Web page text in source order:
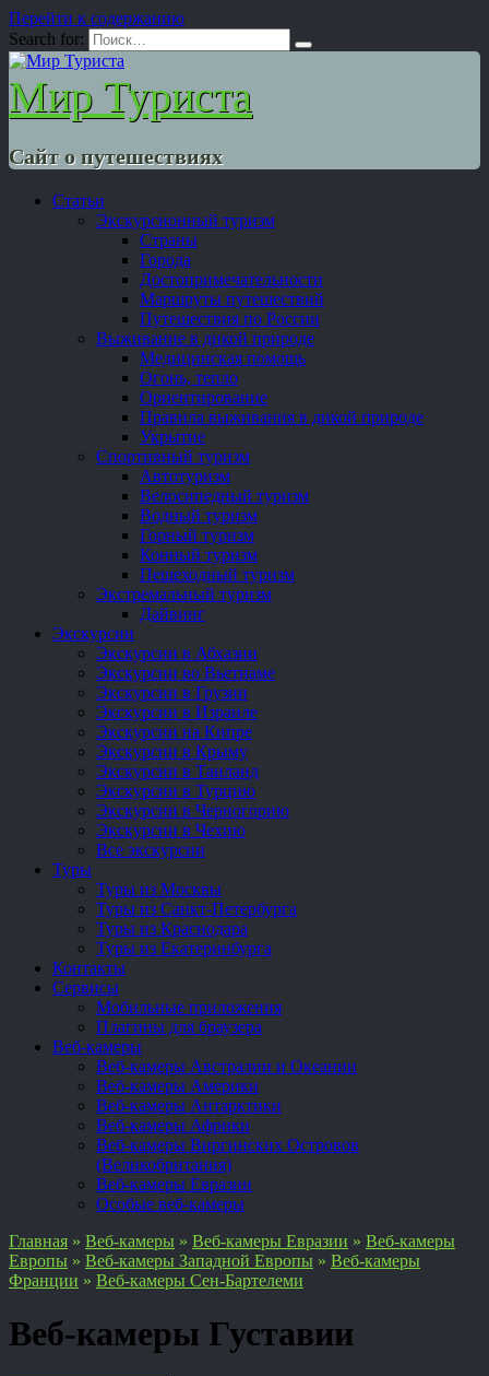
Перейти к содержанию
Search for:
Мир Туриста
Сайт о путешествиях
Статьи
Экскурсионный туризм
Страны
Города
Достопримечательности
Маршруты путешествий
Путешествия по России
Выживание в дикой природе
Медицинская помощь
Огонь, тепло
Ориентирование
Правила выживания в дикой природе
Укрытие
Спортивный туризм
Автотуризм
Велосипедный туризм
Водный туризм
Горный туризм
Конный туризм
Пешеходный туризм
Экстремальный туризм
Дайвинг
Экскурсии
Экскурсии в Абхазии
Экскурсии во Вьетнаме
Экскурсии в Грузии
Экскурсии в Израиле
Экскурсии на Кипре
Экскурсии в Крыму
Экскурсии в Таиланд
Экскурсии в Турцию
Экскурсии в Черногорию
Экскурсии в Чехию
Все экскурсии
Туры
Туры из Москвы
Туры из Санкт-Петербурга
Туры из Краснодара
Туры из Екатеринбурга
Контакты
Сервисы
Мобильные приложения
Плагины для браузера
Веб-камеры
Веб-камеры Австралии и Океании
Веб-камеры Америки
Веб-камеры Антарктики
Веб-камеры Африки
Веб-камеры Виргинских Островов
(Великобритания)
Веб-камеры Евразии
Особые веб-камеры
Главная » Веб-камеры » Веб-камеры Евразии » Веб-камеры
Европы » Веб-камеры Западной Европы » Веб-камеры
Франции » Веб-камеры Сен-Бартелеми
Веб-камеры Густавии